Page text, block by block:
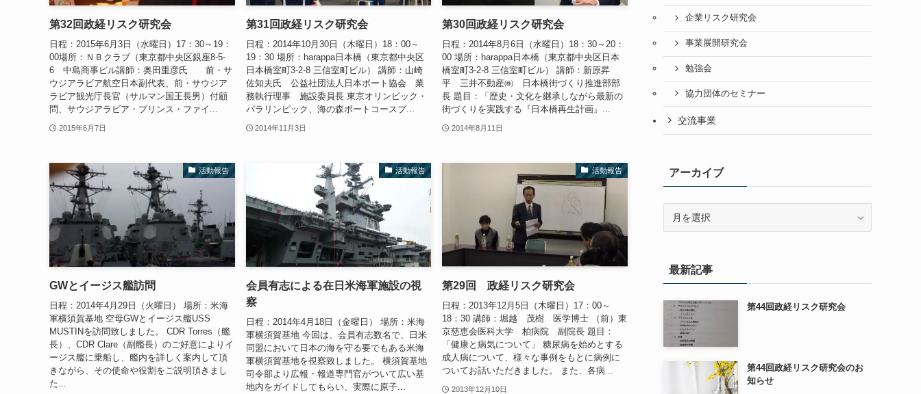
第32回政経リスク研究会
日程：2015年6月3日（水曜日）17：30～19：
00場所：ＮＢクラブ（東京都中央区銀座8-5-
6 中島商事ビル講師：奥田重彦氏 前・サ
ウジアラビア航空日本副代表、前・サウジア
ラビア観光庁長官（サルマン国王長男）付顧
問、サウジアラビア・プリンス・ファイ...
2015年6月7日
第31回政経リスク研究会
日程：2014年10月30日（木曜日）18：00～
19：30 場所：harappa日本橋（東京都中央区
日本橋室町3-2-8 三信室町ビル） 講師：山崎
佐知夫氏 公益社団法人日本ボート協会 業
務執行理事 施設委員長 東京オリンピック・
パラリンピック、海の森ボートコースプ...
2014年11月3日
第30回政経リスク研究会
日程：2014年8月6日（水曜日）18：30～20：
00 場所：harappa日本橋（東京都中央区日本
橋室町3-2-8 三信室町ビル） 講師：新原昇
平 三井不動産㈱ 日本橋街づくり推進部部
長 題目：「歴史・文化を継承しながら最新の
街づくりを実践する『日本橋再生計画』...
2014年8月11日
活動報告
GWとイージス艦訪問
日程：2014年4月29日（火曜日） 場所：米海
軍横須賀基地 空母GWとイージス艦USS
MUSTINを訪問致しました。 CDR Torres（艦
長）、CDR Clare（副艦長）のご好意によりイ
ージス艦に乗船し、艦内を詳しく案内して頂
きながら、その使命や役割をご説明頂きまし
た...
活動報告
会員有志による在日米海軍施設の視
察
日程：2014年4月18日（金曜日） 場所：米海
軍横須賀基地 今回は、会員有志数名で、日米
同盟において日本の海を守る要でもある米海
軍横須賀基地を視察致しました。 横須賀基地
司令部より広報・報道専門官がついて広い基
地内をガイドしてもらい、実際に原子...
活動報告
第29回 政経リスク研究会
日程：2013年12月5日（木曜日）17：00～
18：30 講師：堀越 茂樹 医学博士 （前）東
京慈恵会医科大学 柏病院 副院長 題目：
「健康と病気について」 糖尿病を始めとする
成人病について、様々な事例をもとに病例に
ついてお話いただきました。 また、各病...
2013年12月10日
企業リスク研究会
事業展開研究会
勉強会
協力団体のセミナー
交流事業
アーカイブ
ブ最新記事
第44回政経リスク研究会
第44回政経リスク研究会のお
知らせ